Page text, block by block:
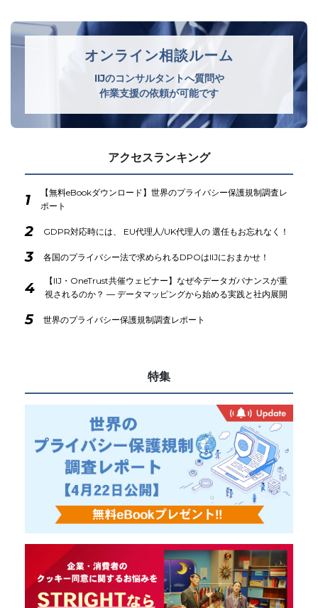
オンライン相談ルーム
IIJのコンサルタントへ質問や
作業支援の依頼が可能です
アクセスランキング
1
【無料eBookダウンロード】世界のプライバシー保護規制調査レ
ポート
2 GDPR対応時には、 EU代理人/UK代理人の 選任もお忘れなく！
3 各国のプライバシー法で求められるDPOはIIJにおまかせ！
4
【IIJ・OneTrust共催ウェビナー】なぜ今データガバナンスが重
視されるのか？ ― データマッピングから始める実践と社内展開
5 世界のプライバシー保護規制調査レポート
特集